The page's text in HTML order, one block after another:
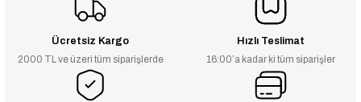
Ücretsiz Kargo
2000 TL ve üzeri tüm siparişlerde
Hızlı Teslimat
16:00’a kadar ki tüm siparişler